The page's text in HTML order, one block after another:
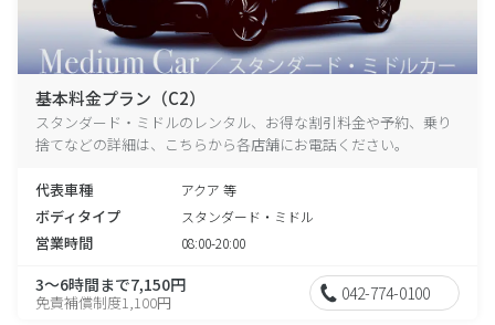
基本料金プラン（C2）
スタンダード・ミドルのレンタル、お得な割引料金や予約、乗り
捨てなどの詳細は、こちらから各店舗にお電話ください。
代表車種 アクア 等
ボディタイプ スタンダード・ミドル
営業時間 08:00-20:00
3～6時間まで7,150円
免責補償制度1,100円 042-774-0100